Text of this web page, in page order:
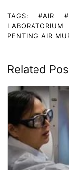
TAGS: #AIR
LABORATORIUM
PENTING AIR
Related